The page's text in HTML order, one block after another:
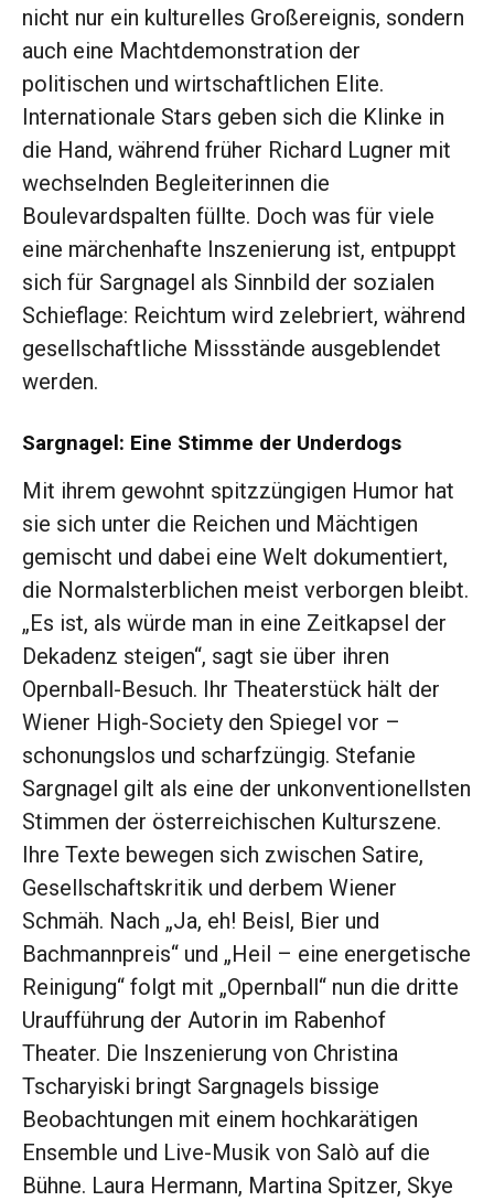
nicht nur ein kulturelles Großereignis, sondern
auch eine Machtdemonstration der
politischen und wirtschaftlichen Elite.
Internationale Stars geben sich die Klinke in
die Hand, während früher Richard Lugner mit
wechselnden Begleiterinnen die
Boulevardspalten füllte. Doch was für viele
eine märchenhafte Inszenierung ist, entpuppt
sich für Sargnagel als Sinnbild der sozialen
Schieflage: Reichtum wird zelebriert, während
gesellschaftliche Missstände ausgeblendet
werden.
Sargnagel: Eine Stimme der Underdogs
Mit ihrem gewohnt spitzzüngigen Humor hat
sie sich unter die Reichen und Mächtigen
gemischt und dabei eine Welt dokumentiert,
die Normalsterblichen meist verborgen bleibt.
„Es ist, als würde man in eine Zeitkapsel der
Dekadenz steigen“, sagt sie über ihren
Opernball-Besuch. Ihr Theaterstück hält der
Wiener High-Society den Spiegel vor –
schonungslos und scharfzüngig. Stefanie
Sargnagel gilt als eine der unkonventionellsten
Stimmen der österreichischen Kulturszene.
Ihre Texte bewegen sich zwischen Satire,
Gesellschaftskritik und derbem Wiener
Schmäh. Nach „Ja, eh! Beisl, Bier und
Bachmannpreis“ und „Heil – eine energetische
Reinigung“ folgt mit „Opernball“ nun die dritte
Uraufführung der Autorin im Rabenhof
Theater. Die Inszenierung von Christina
Tscharyiski bringt Sargnagels bissige
Beobachtungen mit einem hochkarätigen
Ensemble und Live-Musik von Salò auf die
Bühne. Laura Hermann, Martina Spitzer, Skye